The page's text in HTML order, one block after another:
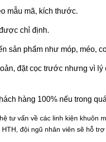
mẫu mã, kích thước.
chỉ định.
sản phẩm như móp, méo,
đặt cọc trước nhưng vì
hàng 100% nếu trong
tư vấn về các linh kiện khuôn
đội ngũ nhân viên sẽ hỗ trợ